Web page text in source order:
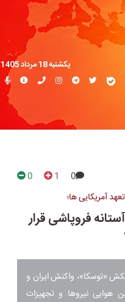
یکشنبه 18 مرداد 1405
0
1
0
آمریکایی ها؛
فروپاشی قرار
«توسکا»، واکنش ایران و
هوایی نیروها و تجهیزات